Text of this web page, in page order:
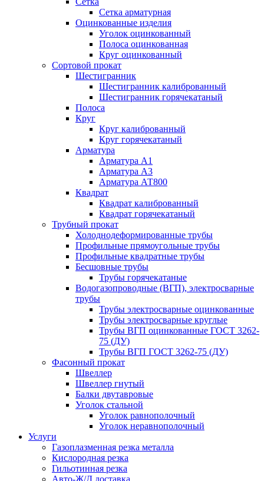
Сетка арматурная
Оцинкованные изделия
Уголок оцинкованный
Полоса оцинкованная
Круг оцинкованный
Сортовой прокат
Шестигранник
Шестигранник калиброванный
Шестигранник горячекатаный
Полоса
Круг
Круг калиброванный
Круг горячекатаный
Арматура
Арматура А1
Арматура А3
Арматура АТ800
Квадрат
Квадрат калиброванный
Квадрат горячекатаный
Трубный прокат
Холоднодеформированные трубы
Профильные прямоугольные трубы
Профильные квадратные трубы
Бесшовные трубы
Трубы горячекатаные
Водогазопроводные (ВГП), электросварные
трубы
Трубы электросварные оцинкованные
Трубы электросварные круглые
Трубы ВГП оцинкованные ГОСТ 3262-
75 (ДУ)
Трубы ВГП ГОСТ 3262-75 (ДУ)
Фасонный прокат
Швеллер
Швеллер гнутый
Балки двутавровые
Уголок стальной
Уголок равнополочный
Уголок неравнополочный
Услуги
Газоплазменная резка металла
Кислородная резка
Гильотинная резка
Авто-Ж/Д доставка